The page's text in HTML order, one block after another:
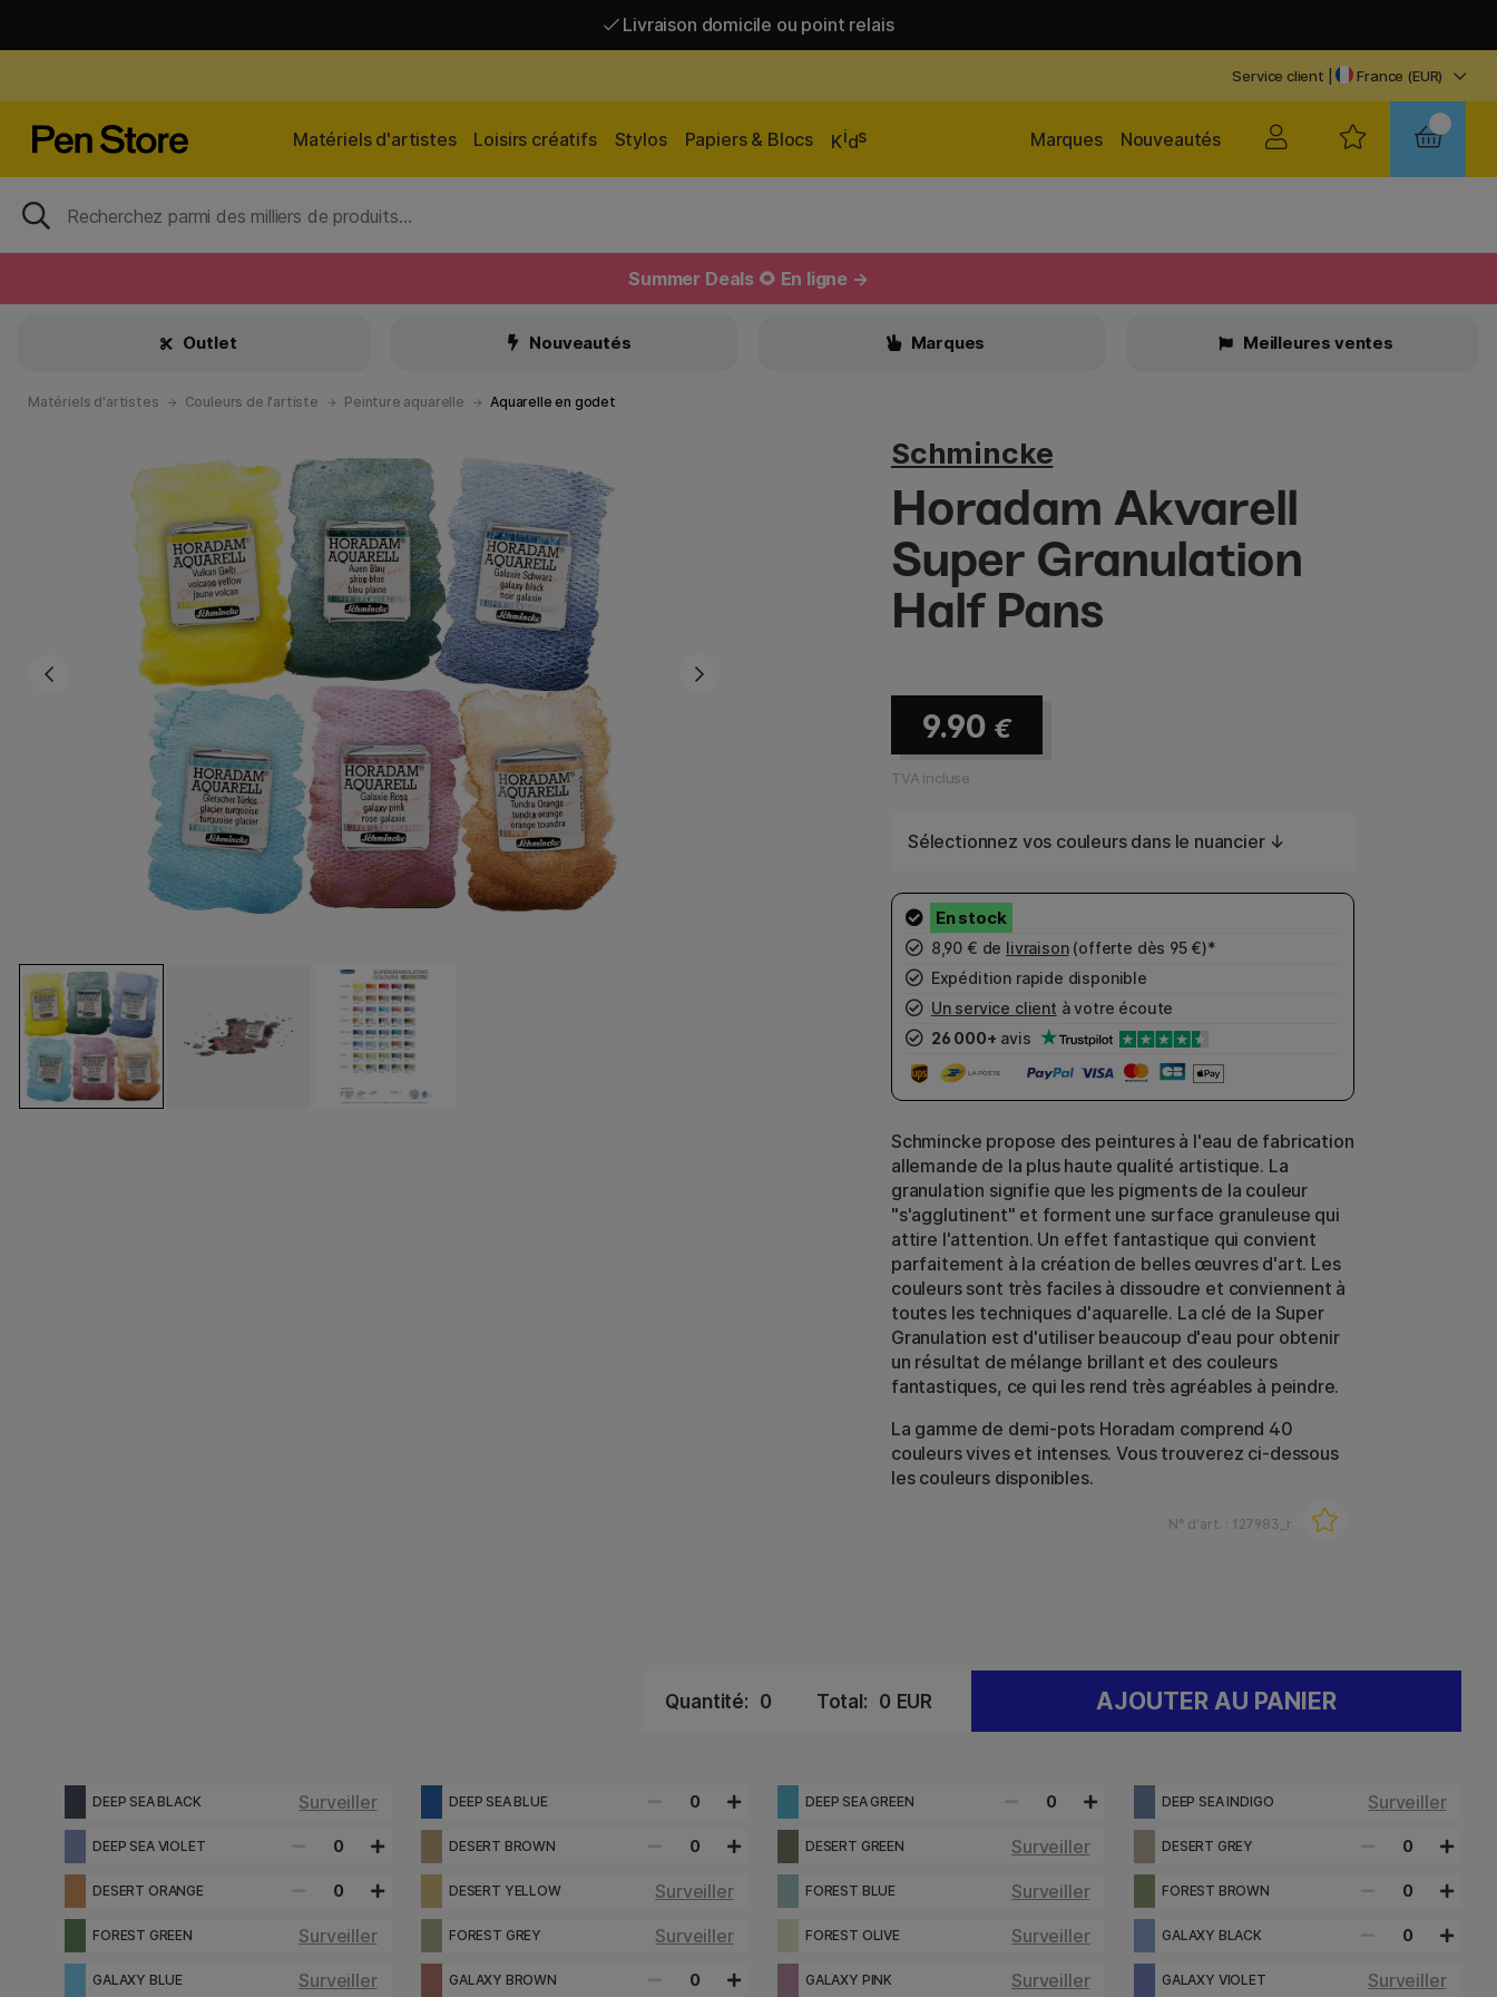
Livraison domicile ou point relais
Service client | France (EUR)
Matériels d'artistes Loisirs créatifs Stylos Papiers & Blocs Kids Nouveautés
Marques
Summer Deals 🌻 En ligne →
Outlet Nouveautés Marques Meilleures ventes
Matériels d'artistes Couleurs de l'artiste Peinture aquarelle Aquarelle en godet
Schmincke
Horadam Akvarell
Super Granulation
Half Pans
9.90 €
TVA incluse
Sélectionnez vos couleurs dans le nuancier ↓
8,90 € de livraison(offerte dès 95 €)*
Expédition rapide disponible
Un service client à votre écoute
26 000+ avis
Schmincke propose des peintures à l'eau de fabrication
allemande de la plus haute qualité artistique. La
granulation signifie que les pigments de la couleur
"s'agglutinent" et forment une surface granuleuse qui
attire l'attention. Un effet fantastique qui convient
parfaitement à la création de belles œuvres d'art. Les
couleurs sont très faciles à dissoudre et conviennent à
toutes les techniques d'aquarelle. La clé de la Super
Granulation est d'utiliser beaucoup d'eau pour obtenir
un résultat de mélange brillant et des couleurs
fantastiques, ce qui les rend très agréables à peindre.
La gamme de demi-pots Horadam comprend 40
couleurs vives et intenses. Vous trouverez ci-dessous
les couleurs disponibles.
N° d'art. : 127983_r
Quantité: 0 Total: 0 EUR AJOUTER AU PANIER
DEEP SEA BLACK Surveiller DEEP SEA BLUE 0 DEEP SEA GREEN 0 DEEP SEA INDIGO Surveiller
DEEP SEA VIOLET 0 DESERT BROWN 0 DESERT GREEN Surveiller DESERT GREY 0
DESERT ORANGE 0 DESERT YELLOW Surveiller FOREST BLUE Surveiller FOREST BROWN 0
FOREST GREEN Surveiller FOREST GREY Surveiller FOREST OLIVE Surveiller GALAXY BLACK 0
GALAXY BLUE Surveiller GALAXY BROWN 0 GALAXY PINK Surveiller GALAXY VIOLET Surveiller